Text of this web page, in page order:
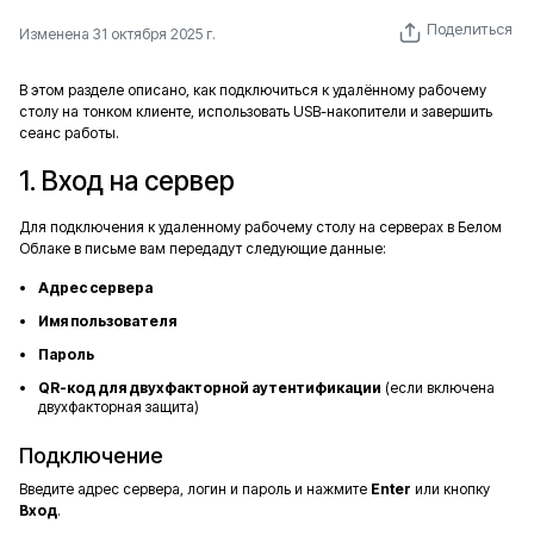
Изменена 31 октября 2025 г. Поделиться
В этом разделе описано, как подключиться к удалённому рабочему
столу на тонком клиенте, использовать USB-накопители и завершить
сеанс работы.
1. Вход на сервер
Для подключения к удаленному рабочему столу на серверах в Белом
Облаке в письме вам передадут следующие данные:
Адрес сервера
Имя пользователя
Пароль
QR-код для двухфакторной аутентификации (если включена
двухфакторная защита)
Подключение
Введите адрес сервера, логин и пароль и нажмите Enter или кнопку
Вход.